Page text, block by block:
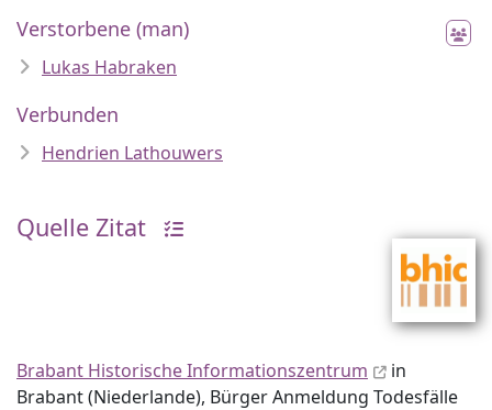
Verstorbene (man)
Lukas Habraken
Verbunden
Hendrien Lathouwers
Quelle Zitat
Brabant Historische Informationszentrum
in
Brabant (Niederlande), Bürger Anmeldung Todesfälle